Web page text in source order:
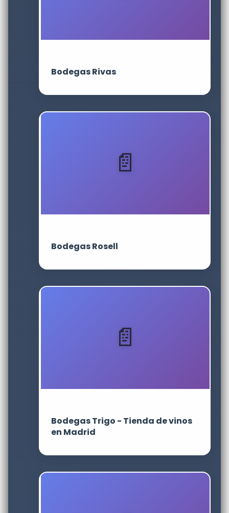
Bodegas Rivas
Bodegas Rosell
Bodegas Trigo - Tienda de vinos
en Madrid